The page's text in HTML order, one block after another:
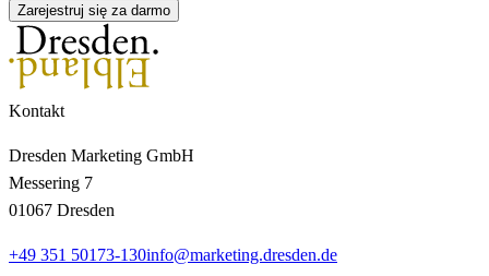
Zarejestruj się za darmo
Kontakt
Dresden Marketing GmbH
Messering 7
01067 Dresden
+49 351 50173-130info@marketing.dresden.de